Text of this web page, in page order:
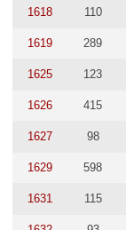
1618 110
1619 289
1625 123
1626 415
1627 98
1629 598
1631 115